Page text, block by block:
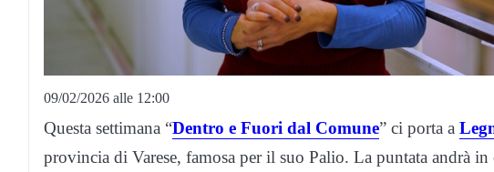
09/02/2026 alle 12:00
Questa settimana “Dentro e Fuori dal Comune” ci porta a
provincia di Varese, famosa per il suo Palio. La puntata andrà